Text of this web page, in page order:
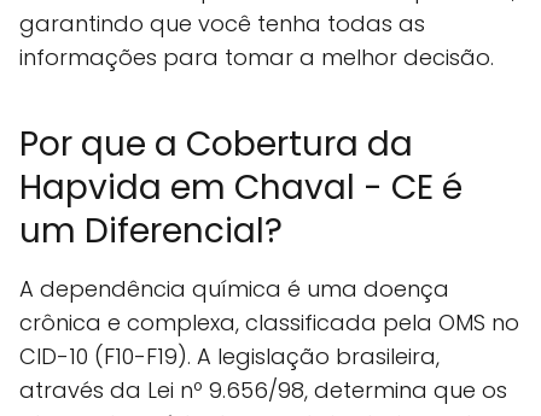
garantindo que você tenha todas as
informações para tomar a melhor decisão.
Por que a Cobertura da
Hapvida em Chaval - CE é
um Diferencial?
A dependência química é uma doença
crônica e complexa, classificada pela OMS no
CID-10 (F10-F19). A legislação brasileira,
através da Lei nº 9.656/98, determina que os